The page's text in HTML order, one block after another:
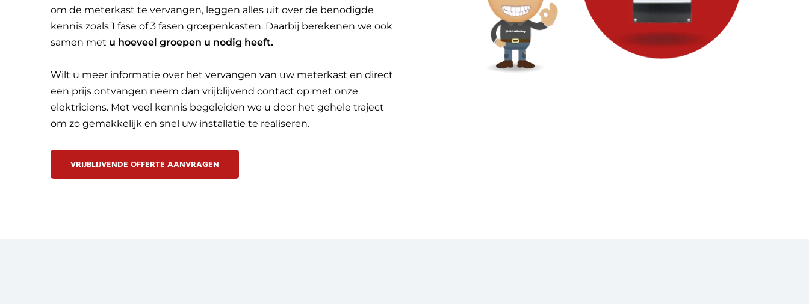
om de meterkast te vervangen, leggen alles uit over de benodigde
kennis zoals 1 fase of 3 fasen groepenkasten. Daarbij berekenen we ook
samen met u hoeveel groepen u nodig heeft.
Wilt u meer informatie over het vervangen van uw meterkast en direct
een prijs ontvangen neem dan vrijblijvend contact op met onze
elektriciens. Met veel kennis begeleiden we u door het gehele traject
om zo gemakkelijk en snel uw installatie te realiseren.
VRIJBLIJVENDE OFFERTE AANVRAGEN